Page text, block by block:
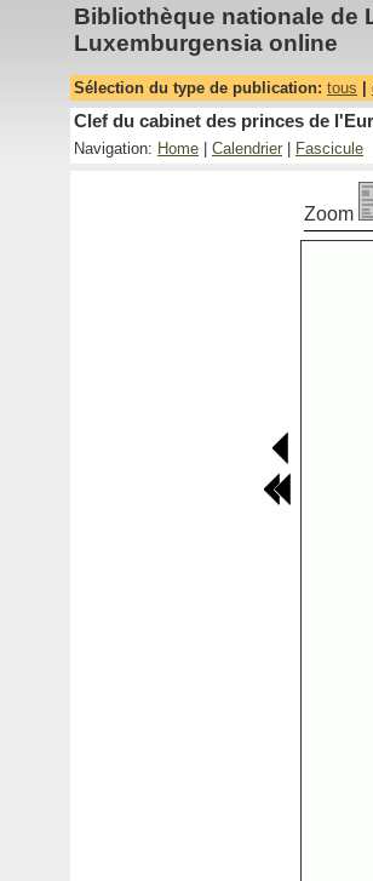
Bibliothèque nationale de
Luxemburgensia online
Sélection du type de publication: tous
Clef du cabinet des princes de
Navigation: Home Calendrier Fascicule
Zoom